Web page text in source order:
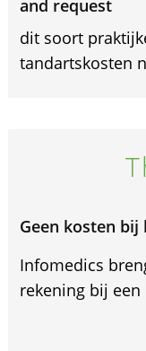
and request
dit soort
tandartskosten
Geen kosten
Infomedics
rekening bij